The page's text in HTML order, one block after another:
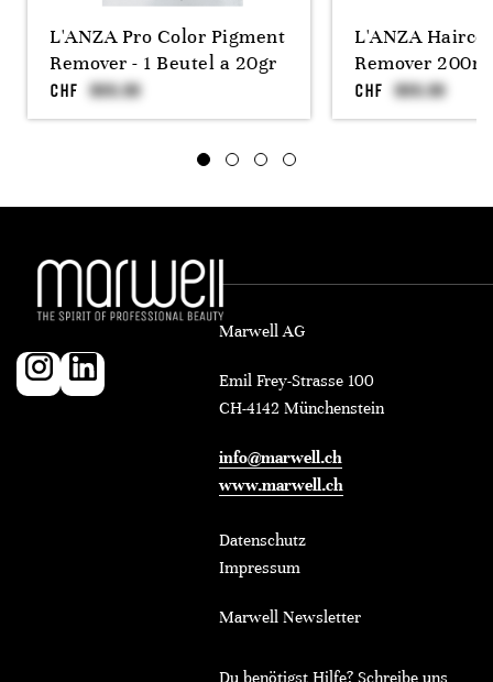
L'ANZA Pro Color Pigment
Remover - 1 Beutel a 20gr
CHF
L'ANZA
Remover
CHF
Marwell AG
Emil Frey-Strasse 100
CH-4142 Münchenstein
info@marwell.ch
www.marwell.ch
Datenschutz
Impressum
Marwell Newsletter
Du benötigst Hilfe? Schreibe uns